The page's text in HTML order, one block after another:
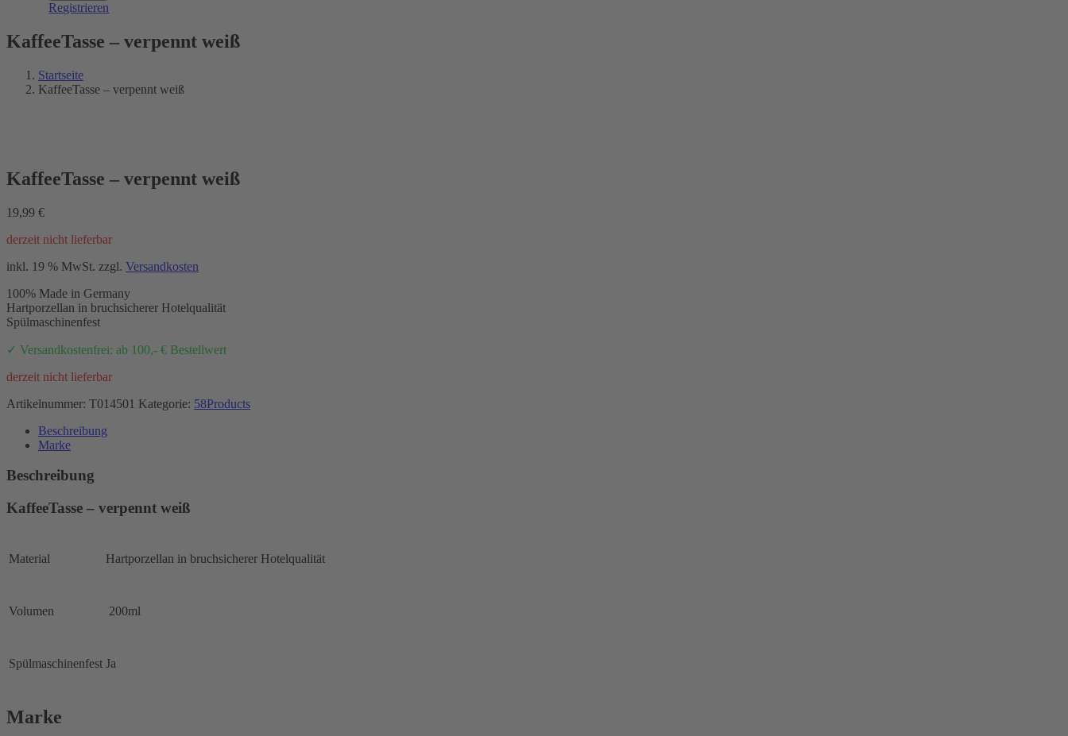
Registrieren
KaffeeTasse – verpennt weiß
Startseite
KaffeeTasse – verpennt weiß
KaffeeTasse – verpennt weiß
19,99 €
derzeit nicht lieferbar
inkl. 19 % MwSt. zzgl. Versandkosten
100% Made in Germany
Hartporzellan in bruchsicherer Hotelqualität
Spülmaschinenfest
✓ Versandkostenfrei: ab 100,- € Bestellwert
derzeit nicht lieferbar
Artikelnummer: T014501 Kategorie: 58Products
Beschreibung
Marke
Beschreibung
KaffeeTasse – verpennt weiß
Material Hartporzellan in bruchsicherer Hotelqualität
Volumen 200ml
Spülmaschinenfest Ja
Marke